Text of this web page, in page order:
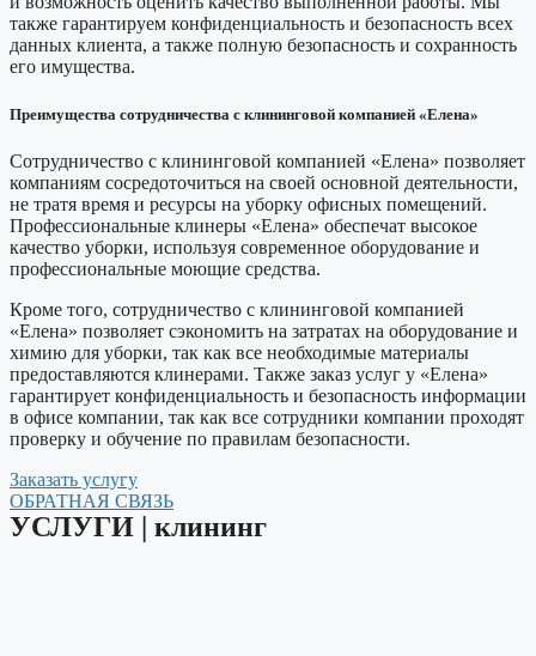
также гарантируем конфиденциальность и безопасность всех
данных клиента, а также полную безопасность и сохранность
его имущества.
Преимущества сотрудничества с клининговой компанией «Елена»
Сотрудничество с клининговой компанией «Елена» позволяет
компаниям сосредоточиться на своей основной деятельности,
не тратя время и ресурсы на уборку офисных помещений.
Профессиональные клинеры «Елена» обеспечат высокое
качество уборки, используя современное оборудование и
профессиональные моющие средства.
Кроме того, сотрудничество с клининговой компанией
«Елена» позволяет сэкономить на затратах на оборудование и
химию для уборки, так как все необходимые материалы
предоставляются клинерами. Также заказ услуг у «Елена»
гарантирует конфиденциальность и безопасность информации
в офисе компании, так как все сотрудники компании проходят
проверку и обучение по правилам безопасности.
Заказать услугу
ОБРАТНАЯ СВЯЗЬ
УСЛУГИ​ | клининг